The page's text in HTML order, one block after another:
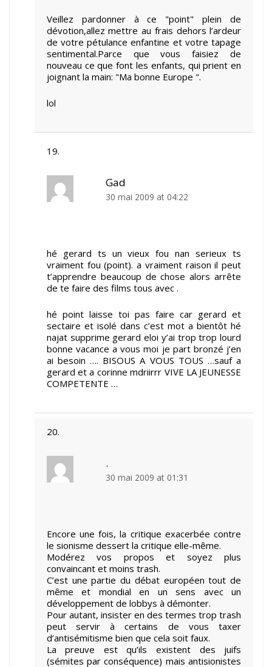
Veillez pardonner à ce "point" plein de
dévotion,allez mettre au frais dehors l’ardeur
de votre pétulance enfantine et votre tapage
sentimental.Parce que vous faisiez de
nouveau ce que font les enfants, qui prient en
joignant la main: "Ma bonne Europe ".
lol
Gad
30 mai 2009 at 04:22
hé gerard ts un vieux fou nan serieux ts
vraiment fou (point). a vraiment raison il peut
t’apprendre beaucoup de chose alors arrête
de te faire des films tous avec .
hé point laisse toi pas faire car gerard et
sectaire et isolé dans c’est mot a bientôt hé
najat supprime gerard eloi y’ai trop trop lourd
bonne vacance a vous moi je part bronzé j’en
ai besoin …. BISOUS A VOUS TOUS …sauf a
gerard et a corinne mdriirrr VIVE LA JEUNESSE
COMPETENTE …
.
30 mai 2009 at 01:31
Encore une fois, la critique exacerbée contre
le sionisme dessert la critique elle-même.
Modérez vos propos et soyez plus
convaincant et moins trash.
C’est une partie du débat européen tout de
même et mondial en un sens avec un
développement de lobbys à démonter.
Pour autant, insister en des termes trop trash
peut servir à certains de vous taxer
d’antisémitisme bien que cela soit faux.
La preuve est qu’ils existent des juifs
(sémites par conséquence) mais antisionistes